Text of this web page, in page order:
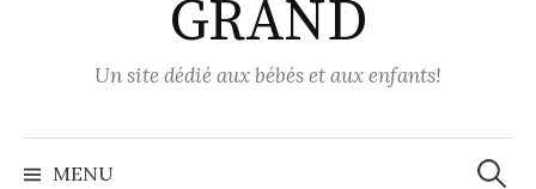
GRAND
Un site dédié aux bébés et aux enfants!
MENU